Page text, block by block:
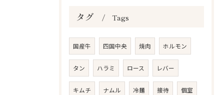
タグ Tags
国産牛 四国中央 焼肉 ホルモン
タン ハラミ ロース レバー
キムチ ナムル 冷麺 接待 個室